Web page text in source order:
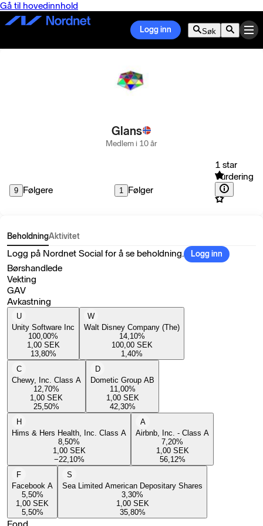
Gå til hovedinnhold
Logg inn Søk
Glans
Medlem i 10 år
9 Følgere 1 Følger
1 star
Vurdering
BeholdningAktivitet
Logg på Nordnet Social for å se beholdning. Logg inn
Børshandlede
Vekting
GAV
Avkastning
U
Unity Software Inc
100,00%
1,00 SEK
13,80%
W
Walt Disney Company (The)
14,10%
100,00 SEK
1,40%
C
Chewy, Inc. Class A
12,70%
1,00 SEK
25,50%
D
Dometic Group AB
11,00%
1,00 SEK
42,30%
H
Hims & Hers Health, Inc. Class A
8,50%
1,00 SEK
−22,10%
A
Airbnb, Inc. - Class A
7,20%
1,00 SEK
56,12%
F
Facebook A
5,50%
1,00 SEK
5,50%
S
Sea Limited American Depositary Shares
3,30%
1,00 SEK
35,80%